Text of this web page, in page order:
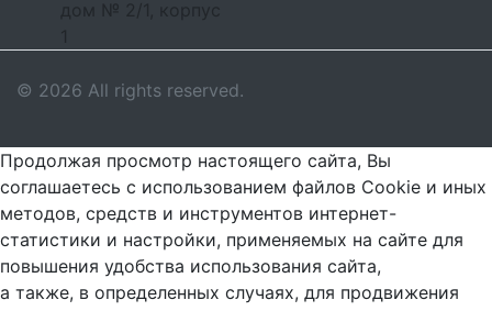
дом № 2/1, корпус
© 2026 All rights reserved.
Продолжая просмотр настоящего сайта, Вы
соглашаетесь с использованием файлов Cookie и иных
методов, средств и инструментов интернет-
статистики и настройки, применяемых на сайте для
повышения удобства использования сайта,
а также, в определенных случаях, для продвижения